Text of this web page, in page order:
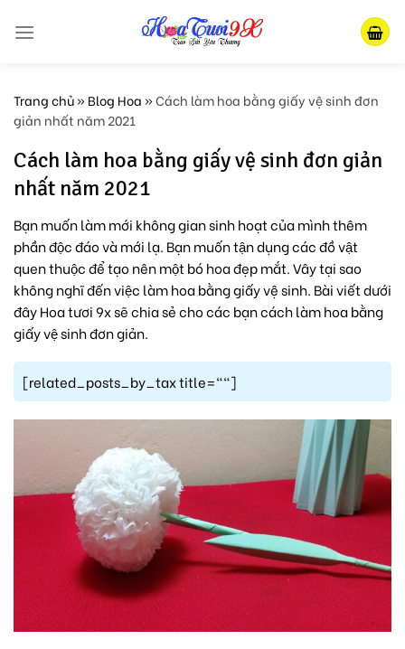
Trang chủ»Blog Hoa»Cách làm hoa bằng giấy vệ sinh đơn
giản nhất năm 2021
Cách làm hoa bằng giấy vệ sinh đơn giản
nhất năm 2021
Bạn muốn làm mới không gian sinh hoạt của mình thêm
phần độc đáo và mới lạ. Bạn muốn tận dụng các đồ vật
quen thuộc để tạo nên một bó hoa đẹp mắt. Vây tại sao
không nghĩ đến việc làm hoa bằng giấy vệ sinh. Bài viết dưới
đây Hoa tươi 9x sẽ chia sẻ cho các bạn cách làm hoa bằng
giấy vệ sinh đơn giản.
[related_posts_by_tax title=""]